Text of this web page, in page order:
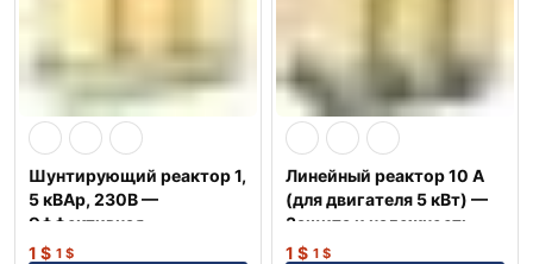
Шунтирующий реактор 1,
5 кВАр, 230В —
Эффективная
компенсация NEP
1 $ 1 $
Линейный реактор 10 А
(для двигателя 5 кВт) —
Защита и надежность
NEP
1 $ 1 $